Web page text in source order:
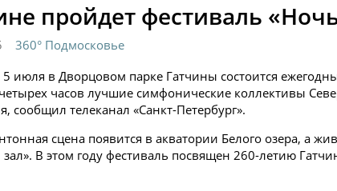
пройдет фестиваль
360° Подмосковье
июля в Дворцовом парке Гатчины состоится
часов лучшие симфонические коллективы
сообщил телеканал «Санкт-Петербург».
сцена появится в акватории Белого озера, а
В этом году фестиваль посвящен 260-летию